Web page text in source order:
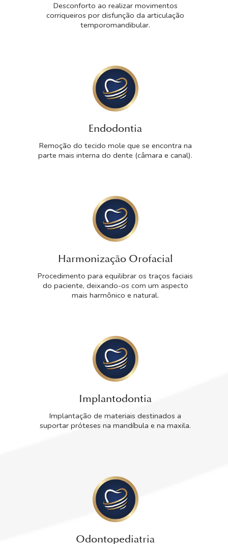
Desconforto ao realizar movimentos
corriqueiros por disfunção da articulação
temporomandibular.
Endodontia
Remoção do tecido mole que se encontra na
parte mais interna do dente (câmara e canal).
Harmonização Orofacial
Procedimento para equilibrar os traços faciais
do paciente, deixando-os com um aspecto
mais harmônico e natural.
Implantodontia
Implantação de materiais destinados a
suportar próteses na mandíbula e na maxila.
Odontopediatria